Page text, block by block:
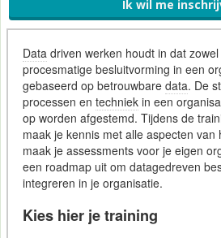
Ik wil me
Data driven werken houdt in dat
procesmatige besluitvorming in een
gebaseerd op betrouwbare data. De
processen en techniekin een
op worden afgestemd. Tijdens de
maak je kennis met alle aspecten van
maak je assessments voor je eigen
een roadmap uit om datagedreven
integreren in je organisatie.
Kies hier je training